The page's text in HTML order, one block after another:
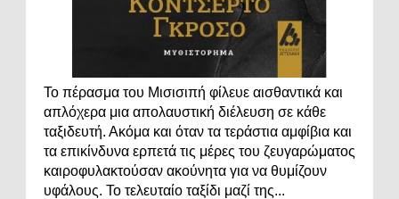
Το πέρασμα του Μισισιπή φίλευε αισθαντικά και
απλόχερα μια απολαυστική διέλευση σε κάθε
ταξιδευτή. Ακόμα και όταν τα τεράστια αμφίβια και
τα επικίνδυνα ερπετά τις μέρες του ζευγαρώματος
καιροφυλακτούσαν ακούνητα για να θυμίζουν
υφάλους. Το τελευταίο ταξίδι μαζί της...